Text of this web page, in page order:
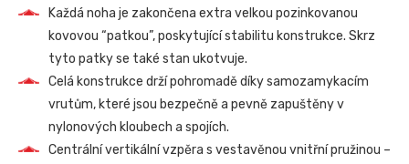
Každá noha je zakončena extra velkou pozinkovanou
kovovou “patkou”, poskytující stabilitu konstrukce. Skrz
tyto patky se také stan ukotvuje.
Celá konstrukce drží pohromadě díky samozamykacím
vrutům, které jsou bezpečně a pevně zapuštěny v
nylonových kloubech a spojích.
Centrální vertikální vzpěra s vestavěnou vnitřní pružinou –